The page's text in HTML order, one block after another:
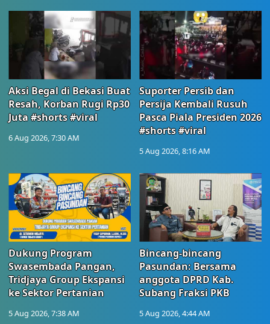
Aksi Begal di Bekasi Buat
Resah, Korban Rugi Rp30
Juta #shorts #viral
6 Aug 2026, 7:30 AM
Suporter Persib dan
Persija Kembali Rusuh
Pasca Piala Presiden 2026
#shorts #viral
5 Aug 2026, 8:16 AM
Dukung Program
Swasembada Pangan,
Tridjaya Group Ekspansi
ke Sektor Pertanian
5 Aug 2026, 7:38 AM
Bincang-bincang
Pasundan: Bersama
anggota DPRD Kab.
Subang Fraksi PKB
5 Aug 2026, 4:44 AM